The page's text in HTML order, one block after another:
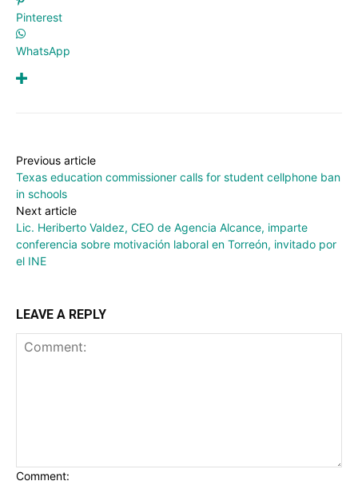
Pinterest
WhatsApp
Previous article
Texas education commissioner calls for student cellphone ban
in schools
Next article
Lic. Heriberto Valdez, CEO de Agencia Alcance, imparte
conferencia sobre motivación laboral en Torreón, invitado por
el INE
LEAVE A REPLY
Comment: